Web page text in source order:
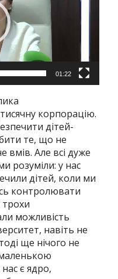
01:22
корпорацію.
дітей-
те, що не
вмів. Але всі дуже
розуміли: у нас
дітей, коли ми
контролювати
можливість
навіть не
ще нічого не
є ядро,